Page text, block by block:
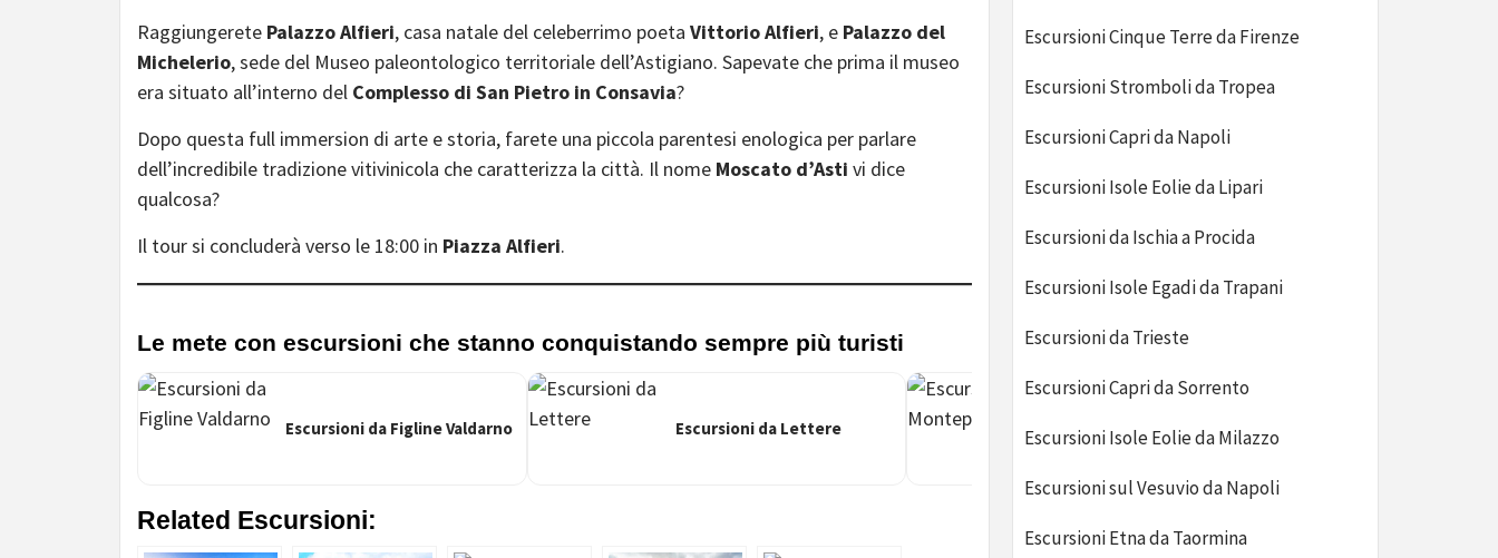
Raggiungerete Palazzo Alfieri, casa natale del celeberrimo poeta Vittorio Alfieri, e Palazzo del
Michelerio, sede del Museo paleontologico territoriale dell’Astigiano. Sapevate che prima il museo
era situato all’interno del Complesso di San Pietro in Consavia?
Dopo questa full immersion di arte e storia, farete una piccola parentesi enologica per parlare
dell’incredibile tradizione vitivinicola che caratterizza la città. Il nome Moscato d’Asti vi dice
qualcosa?
Il tour si concluderà verso le 18:00 in Piazza Alfieri.
Le mete con escursioni che stanno conquistando sempre più turisti
Escursioni da Figline Valdarno Escursioni da Lettere Escursioni da Montepulciano
Related Escursioni:
Escursioni Cinque Terre da Firenze
Escursioni Stromboli da Tropea
Escursioni Capri da Napoli
Escursioni Isole Eolie da Lipari
Escursioni da Ischia a Procida
Escursioni Isole Egadi da Trapani
Escursioni da Trieste
Escursioni Capri da Sorrento
Escursioni Isole Eolie da Milazzo
Escursioni sul Vesuvio da Napoli
Escursioni Etna da Taormina